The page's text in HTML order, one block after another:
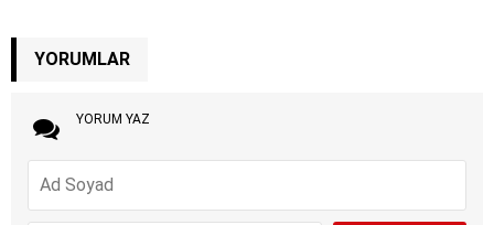
YORUMLAR
YORUM YAZ